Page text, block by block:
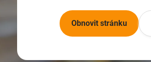
Obnovit stránku